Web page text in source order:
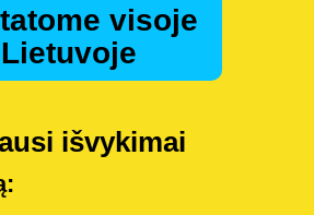
visoje
Lietuvoje
išvykimai